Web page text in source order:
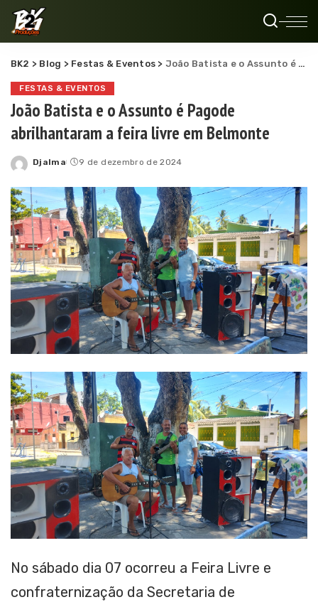
BK2 > Blog > Festas & Eventos > João Batista e o Assunto é Pagode abrilhantaram a feira livre em Belmonte
FESTAS & EVENTOS
João Batista e o Assunto é Pagode
abrilhantaram a feira livre em Belmonte
Posted
Djalma 9 de dezembro de 2024
No sábado dia 07 ocorreu a Feira Livre e
confraternização da Secretaria de